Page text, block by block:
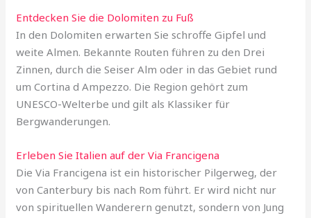
Entdecken Sie die Dolomiten zu Fuß
In den Dolomiten erwarten Sie schroffe Gipfel und
weite Almen. Bekannte Routen führen zu den Drei
Zinnen, durch die Seiser Alm oder in das Gebiet rund
um Cortina d Ampezzo. Die Region gehört zum
UNESCO-Welterbe und gilt als Klassiker für
Bergwanderungen.
Erleben Sie Italien auf der Via Francigena
Die Via Francigena ist ein historischer Pilgerweg, der
von Canterbury bis nach Rom führt. Er wird nicht nur
von spirituellen Wanderern genutzt, sondern von Jung